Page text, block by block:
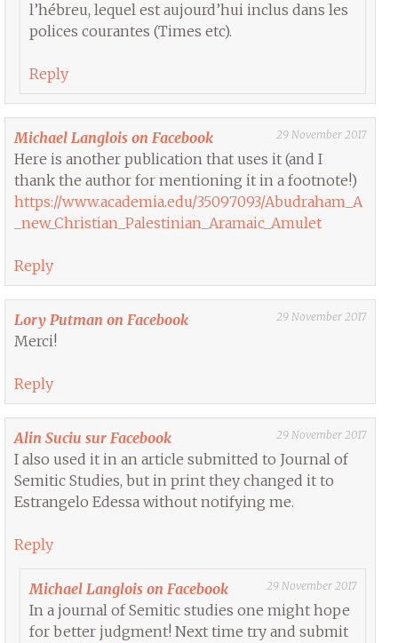
l’hébreu, lequel est aujourd’hui inclus dans les
polices courantes (Times etc).
Reply
Michael Langlois on Facebook 29 November 2017
Here is another publication that uses it (and I
thank the author for mentioning it in a footnote!)
https://www.academia.edu/35097093/Abudraham_A
_new_Christian_Palestinian_Aramaic_Amulet
Reply
Lory Putman on Facebook 29 November 2017
Merci!
Reply
Alin Suciu sur Facebook 29 November 2017
I also used it in an article submitted to Journal of
Semitic Studies, but in print they changed it to
Estrangelo Edessa without notifying me.
Reply
Michael Langlois on Facebook 29 November 2017
In a journal of Semitic studies one might hope
for better judgment! Next time try and submit